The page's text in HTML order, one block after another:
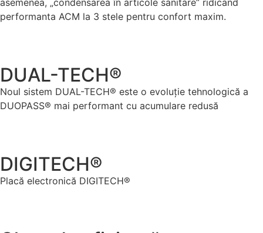
asemenea, „condensarea în articole sanitare” ridicand
performanta ACM la 3 stele pentru confort maxim.
DUAL-TECH®
Noul sistem DUAL-TECH® este o evoluție tehnologică a
DUOPASS® mai performant cu acumulare redusă
DIGITECH®
Placă electronică DIGITECH®